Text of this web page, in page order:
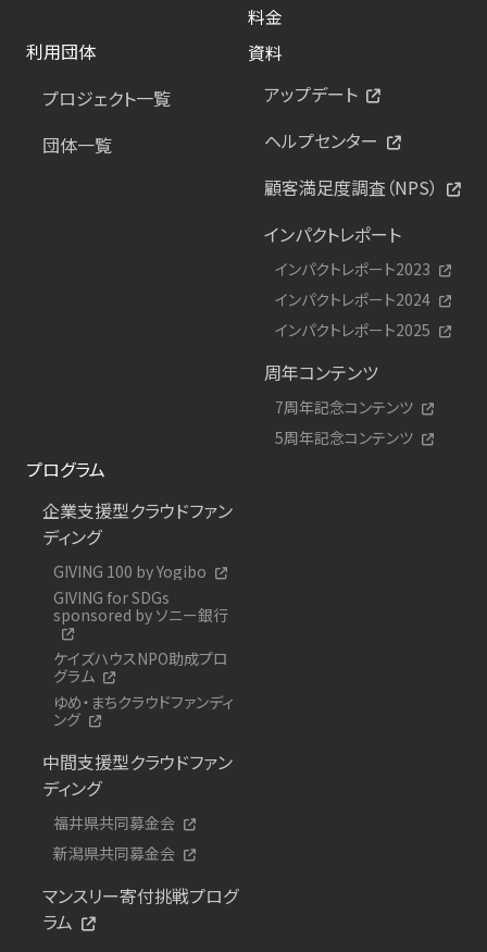
料金
利用団体
プロジェクト一覧
団体一覧
資料
アップデート
ヘルプセンター
顧客満足度調査（NPS）
インパクトレポート
インパクトレポート2023
インパクトレポート2024
インパクトレポート2025
周年コンテンツ
7周年記念コンテンツ
5周年記念コンテンツ
プログラム
企業支援型クラウドファン
ディング
GIVING 100 by Yogibo
GIVING for SDGs
sponsored by ソニー銀行
ケイズハウスNPO助成プロ
グラム
ゆめ・まちクラウドファンディ
ング
中間支援型クラウドファン
ディング
福井県共同募金会
新潟県共同募金会
マンスリー寄付挑戦プログ
ラム